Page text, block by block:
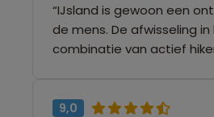
“IJsland is gewoon een
de mens. De afwisseling
combinatie van actief
9,0